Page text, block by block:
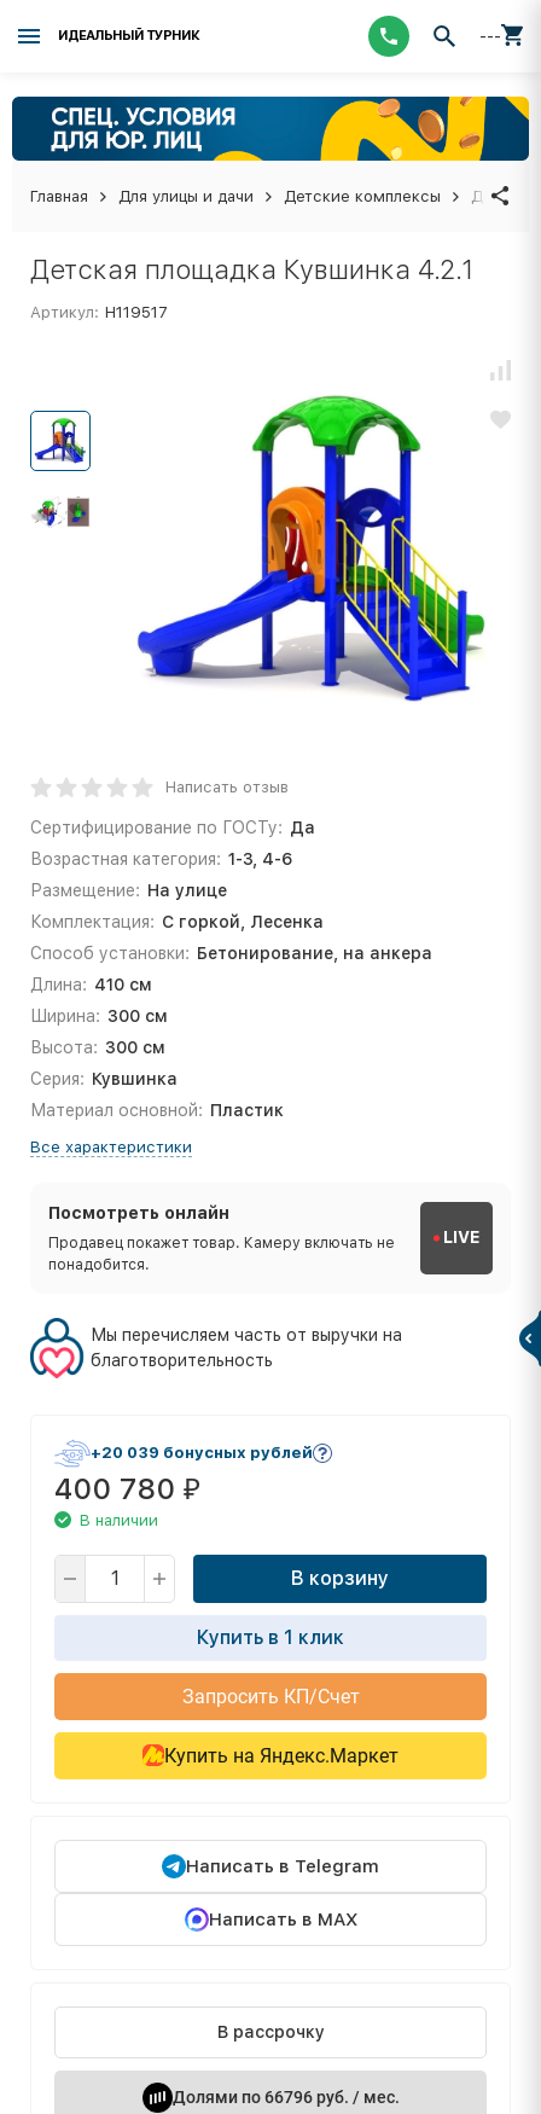
ИДЕАЛЬНЫЙ ТУРНИК ---
Главная Для улицы и дачи Детские комплексы
Детская площадка Кувшинка 4.2.1
Артикул: Н119517
Написать отзыв
Сертифицирование по ГОСТу: Да
Возрастная категория: 1-3, 4-6
Размещение: На улице
Комплектация: С горкой, Лесенка
Способ установки: Бетонирование, на анкера
Длина: 410 см
Ширина: 300 см
Высота: 300 см
Серия: Кувшинка
Материал основной: Пластик
Все характеристики
Посмотреть онлайн
Продавец покажет товар. Камеру включать не
понадобится.
LIVE
Мы перечисляем часть от выручки на
благотворительность
+20 039 бонусных рублей
400 780 ₽
В наличии
В корзину
Купить в 1 клик
Запросить КП/Счет
Купить на Яндекс.Маркет
Написать в Telegram
Написать в MAX
В рассрочку
Долями по 66796 руб. / мес.